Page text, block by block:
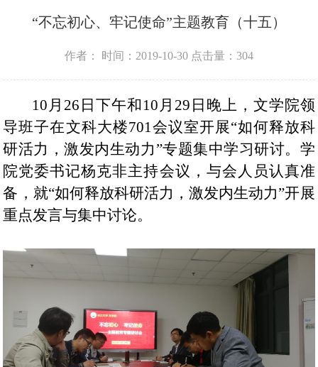
“不忘初心、牢记使命”主题教育（十五）
作者： 时间：2019-10-30 点击量： 304
10月26 日下午和 10月29日晚上 ，文学院领
导班子在文科大楼701会议室开展“如何释放科
研活力，激发内生动力”专题集中学习研讨。学
院党委书记杨克非主持会议， 与会人员认真准
备，就“如何释放科研活力，激发内生动力”开展
重点发言与集中讨论。